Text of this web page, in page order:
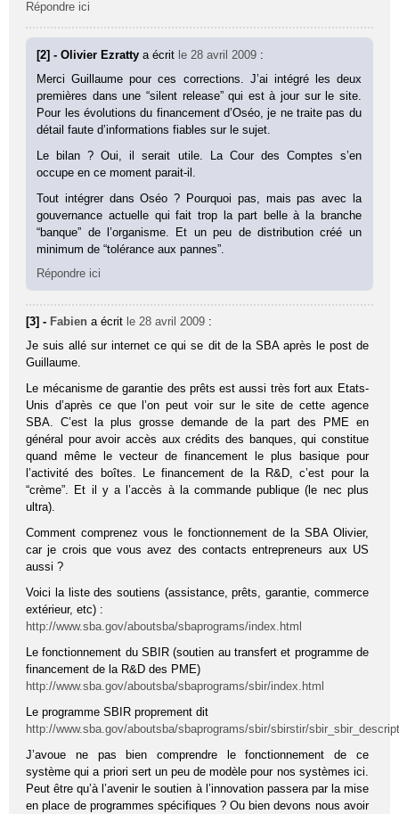
Répondre ici
[2] - Olivier Ezrattya écrit le 28 avril 2009 :
Merci Guillaume pour ces corrections. J’ai intégré les deux
premières dans une “silent release” qui est à jour sur le site.
Pour les évolutions du financement d’Oséo, je ne traite pas du
détail faute d’informations fiables sur le sujet.
Le bilan ? Oui, il serait utile. La Cour des Comptes s’en
occupe en ce moment parait-il.
Tout intégrer dans Oséo ? Pourquoi pas, mais pas avec la
gouvernance actuelle qui fait trop la part belle à la branche
“banque” de l’organisme. Et un peu de distribution créé un
minimum de “tolérance aux pannes”.
Répondre ici
[3] - Fabien a écrit le 28 avril 2009 :
Je suis allé sur internet ce qui se dit de la SBA après le post de
Guillaume.
Le mécanisme de garantie des prêts est aussi très fort aux Etats-
Unis d’après ce que l’on peut voir sur le site de cette agence
SBA. C’est la plus grosse demande de la part des PME en
général pour avoir accès aux crédits des banques, qui constitue
quand même le vecteur de financement le plus basique pour
l’activité des boîtes. Le financement de la R&D, c’est pour la
“crème”. Et il y a l’accès à la commande publique (le nec plus
ultra).
Comment comprenez vous le fonctionnement de la SBA Olivier,
car je crois que vous avez des contacts entrepreneurs aux US
aussi ?
Voici la liste des soutiens (assistance, prêts, garantie, commerce
extérieur, etc) :
http://www.sba.gov/aboutsba/sbaprograms/index.html
Le fonctionnement du SBIR (soutien au transfert et programme de
financement de la R&D des PME)
http://www.sba.gov/aboutsba/sbaprograms/sbir/index.html
Le programme SBIR proprement dit
http://www.sba.gov/aboutsba/sbaprograms/sbir/sbirstir/
J’avoue ne pas bien comprendre le fonctionnement de ce
système qui a priori sert un peu de modèle pour nos systèmes ici.
Peut être qu’à l’avenir le soutien à l’innovation passera par la mise
en place de programmes spécifiques ? Ou bien devons nous avoir